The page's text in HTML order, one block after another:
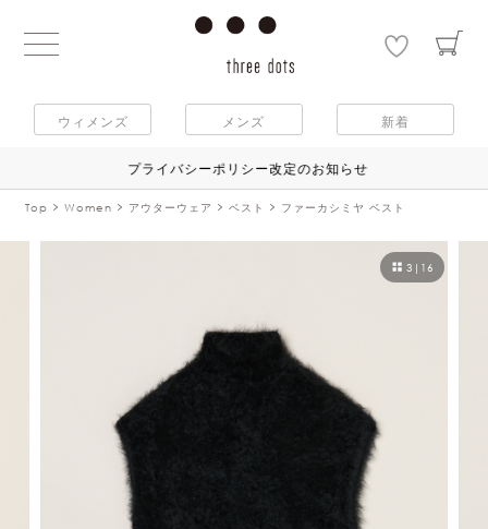
ウィメンズ メンズ 新着
プライバシーポリシー改定のお知らせ
Top Women アウターウェア ベスト ファーカシミヤ ベスト
3 | 16